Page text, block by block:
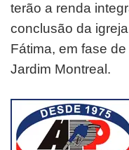
terão a renda
conclusão da
Fátima, em fase
Jardim Montreal.